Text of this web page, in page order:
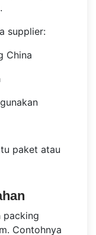
supplier:
China
paket atau
packing
Contohnya